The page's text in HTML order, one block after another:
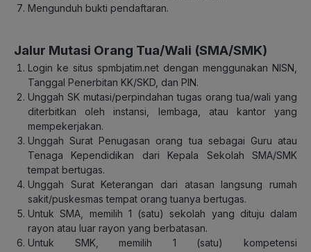
Mengunduh bukti pendaftaran.
Jalur Mutasi Orang Tua/Wali (SMA/SMK)
Login ke situs spmbjatim.net dengan menggunakan NISN,
Tanggal Penerbitan KK/SKD, dan PIN.
Unggah SK mutasi/perpindahan tugas orang tua/wali yang
diterbitkan oleh instansi, lembaga, atau kantor yang
mempekerjakan.
Unggah Surat Penugasan orang tua sebagai Guru atau
Tenaga Kependidikan dari Kepala Sekolah SMA/SMK
tempat bertugas.
Unggah Surat Keterangan dari atasan langsung rumah
sakit/puskesmas tempat orang tuanya bertugas.
Untuk SMA, memilih 1 (satu) sekolah yang dituju dalam
rayon atau luar rayon yang berbatasan.
Untuk SMK, memilih 1 (satu) kompetensi